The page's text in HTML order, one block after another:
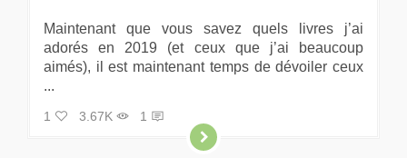
Maintenant que vous savez quels livres j’ai
adorés en 2019 (et ceux que j’ai beaucoup
aimés), il est maintenant temps de dévoiler ceux
...
1 3.67K 1